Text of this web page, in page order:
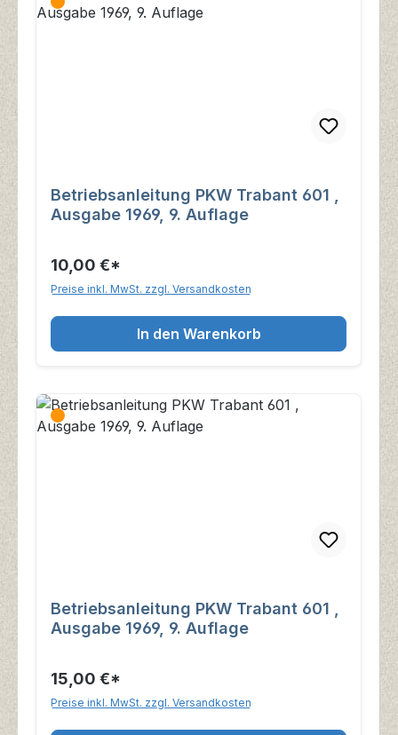
Betriebsanleitung PKW Trabant 601 ,
Ausgabe 1969, 9. Auflage
10,00 €*
Preise inkl. MwSt. zzgl. Versandkosten
In den Warenkorb
Betriebsanleitung PKW Trabant 601 ,
Ausgabe 1969, 9. Auflage
15,00 €*
Preise inkl. MwSt. zzgl. Versandkosten